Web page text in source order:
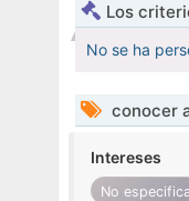
Los
No se ha
conocer
Intereses
No